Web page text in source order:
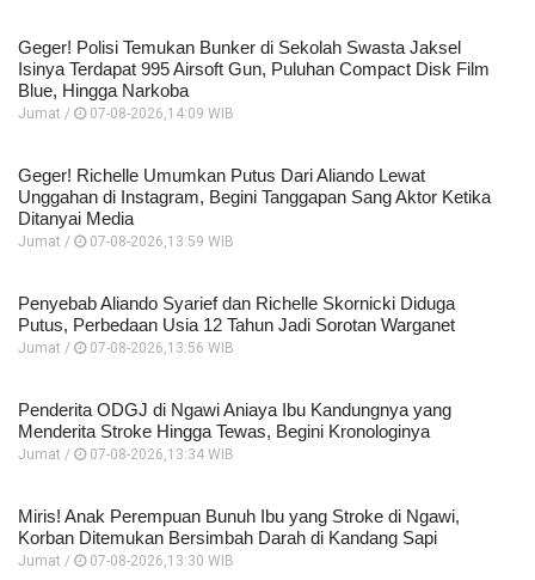
Geger! Polisi Temukan Bunker di Sekolah Swasta Jaksel
Isinya Terdapat 995 Airsoft Gun, Puluhan Compact Disk Film
Blue, Hingga Narkoba
Jumat / 07-08-2026,14:09 WIB
Geger! Richelle Umumkan Putus Dari Aliando Lewat
Unggahan di Instagram, Begini Tanggapan Sang Aktor Ketika
Ditanyai Media
Jumat / 07-08-2026,13:59 WIB
Penyebab Aliando Syarief dan Richelle Skornicki Diduga
Putus, Perbedaan Usia 12 Tahun Jadi Sorotan Warganet
Jumat / 07-08-2026,13:56 WIB
Penderita ODGJ di Ngawi Aniaya Ibu Kandungnya yang
Menderita Stroke Hingga Tewas, Begini Kronologinya
Jumat / 07-08-2026,13:34 WIB
Miris! Anak Perempuan Bunuh Ibu yang Stroke di Ngawi,
Korban Ditemukan Bersimbah Darah di Kandang Sapi
Jumat / 07-08-2026,13:30 WIB